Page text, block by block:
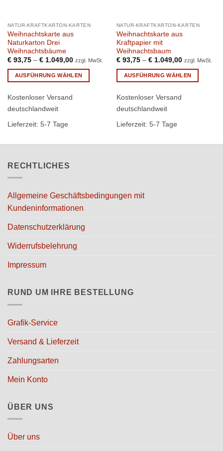
NATUR-KRAFTKARTON-KARTEN
Weihnachtskarte aus
Naturkarton Drei
Weihnachtsbäume
€93,75– €1.049,00 zzgl. MwSt.
AUSFÜHRUNG WÄHLEN
Produkt
weist
Varianten
können
der
Produktseite
gewählt
werden
Kostenloser Versand
deutschlandweit
Lieferzeit: 5-7 Tage
NATUR-KRAFTKARTON-KARTEN
Weihnachtskarte aus
Kraftpapier mit
Weihnachtsbaum
€93,75– €1.049,00 zzgl. MwSt.
AUSFÜHRUNG WÄHLEN
Produkt
weist
Varianten
Produktseite
Kostenloser Versand
deutschlandweit
Lieferzeit: 5-7 Tage
RECHTLICHES
Allgemeine Geschäftsbedingungen mit
Kundeninformationen
Datenschutzerklärung
Widerrufsbelehrung
Impressum
RUND UM IHRE BESTELLUNG
Grafik-Service
Versand & Lieferzeit
Zahlungsarten
Mein Konto
ÜBER UNS
Über uns